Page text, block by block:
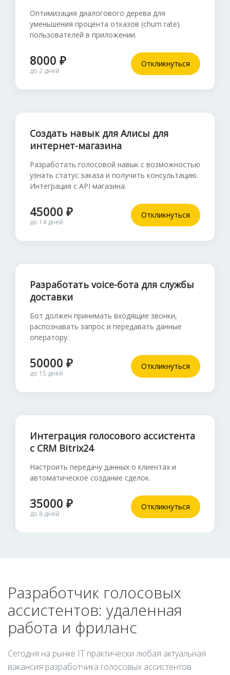
Оптимизация диалогового дерева для
уменьшения процента отказов (churn rate)
пользователей в приложении.
8000 ₽
до 2 дней
Откликнуться
Создать навык для Алисы для
интернет-магазина
Разработать голосовой навык с возможностью
узнать статус заказа и получить консультацию.
Интеграция с API магазина.
45000 ₽
до 14 дней
Откликнуться
Разработать voice-бота для службы
доставки
Бот должен принимать входящие звонки,
распознавать запрос и передавать данные
оператору.
50000 ₽
до 15 дней
Откликнуться
Интеграция голосового ассистента
с CRM Bitrix24
Настроить передачу данных о клиентах и
автоматическое создание сделок.
35000 ₽
до 8 дней
Откликнуться
Разработчик голосовых
ассистентов: удаленная
работа и фриланс
Сегодня на рынке IT практически любая актуальная
вакансия разработчика голосовых ассистентов